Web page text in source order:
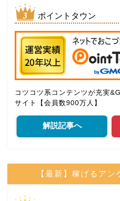
ポイントタウン
コツコツ系コンテンツが充実
サイト【会員数900万人】
解説記事へ
【最新】稼げるア